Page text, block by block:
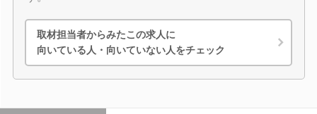
取材担当者からみたこの求人に
向いている人・向いていない人をチェック